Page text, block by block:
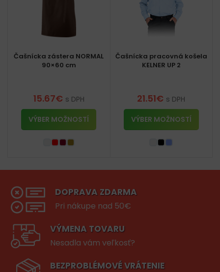
Čašnícka zástera NORMAL
90×60 cm
15.67€ s DPH
VÝBER MOŽNOSTÍ
Čašnícka pracovná košela
KELNER UP 2
21.51€ s DPH
VÝBER MOŽNOSTÍ
DOPRAVA ZDARMA
Pri nákupe nad 50€
VÝMENA TOVARU
Nesadla vám veľkosť?
BEZPROBLÉMOVÉ VRÁTENIE